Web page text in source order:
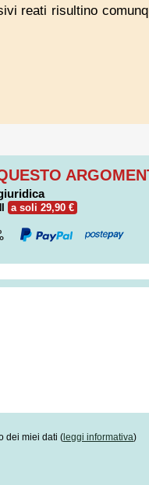
reati risultino
a soli 29,90 €
dei miei dati ( leggi informativa)